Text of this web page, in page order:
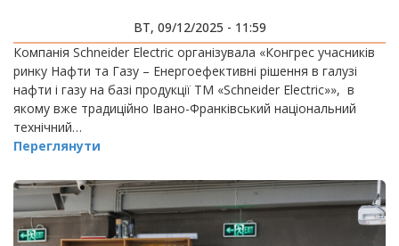
ВТ, 09/12/2025 - 11:59
Компанія Schneider Electric організувала «Конгрес учасників
ринку Нафти та Газу – Енергоефективні рішення в галузі
нафти і газу на базі продукції ТМ «Schneider Electric»», в
якому вже традиційно Івано-Франківський національний
технічний…
Переглянути